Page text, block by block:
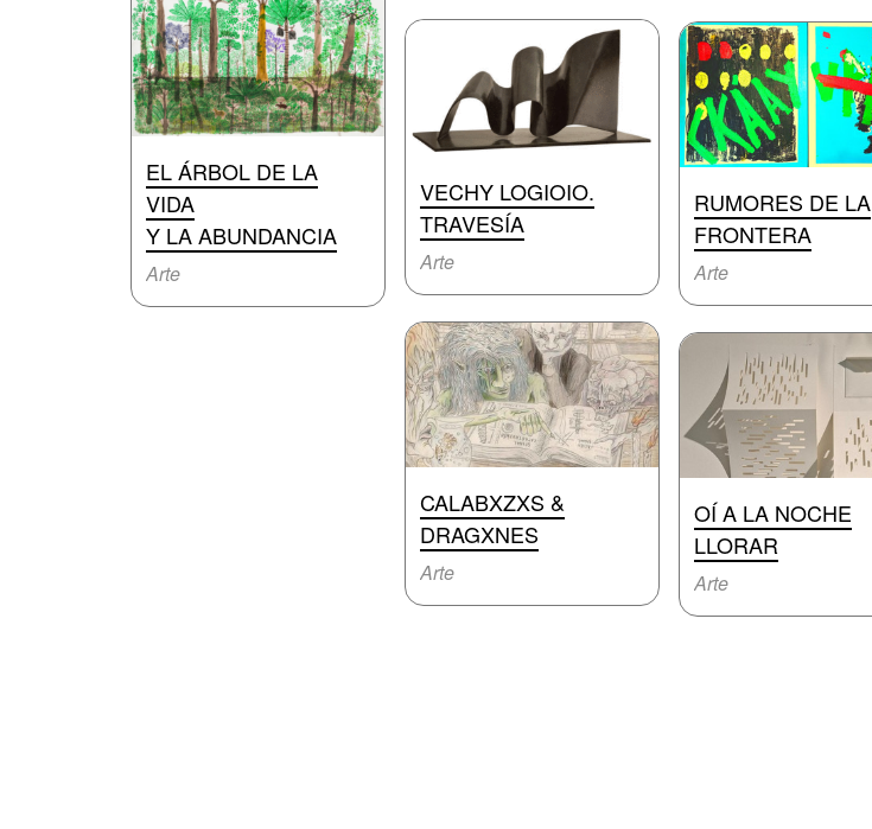
EL ÁRBOL DE LA
VIDA
Y LA ABUNDANCIA
Arte
VECHY LOGIOIO.
TRAVESÍA
Arte
RUMORES DE LA
FRONTERA
Arte
CALABXZXS &
DRAGXNES
Arte
OÍ A LA NOCHE
LLORAR
Arte